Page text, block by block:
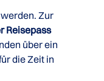
Zur
Reisepass
über ein
die Zeit in